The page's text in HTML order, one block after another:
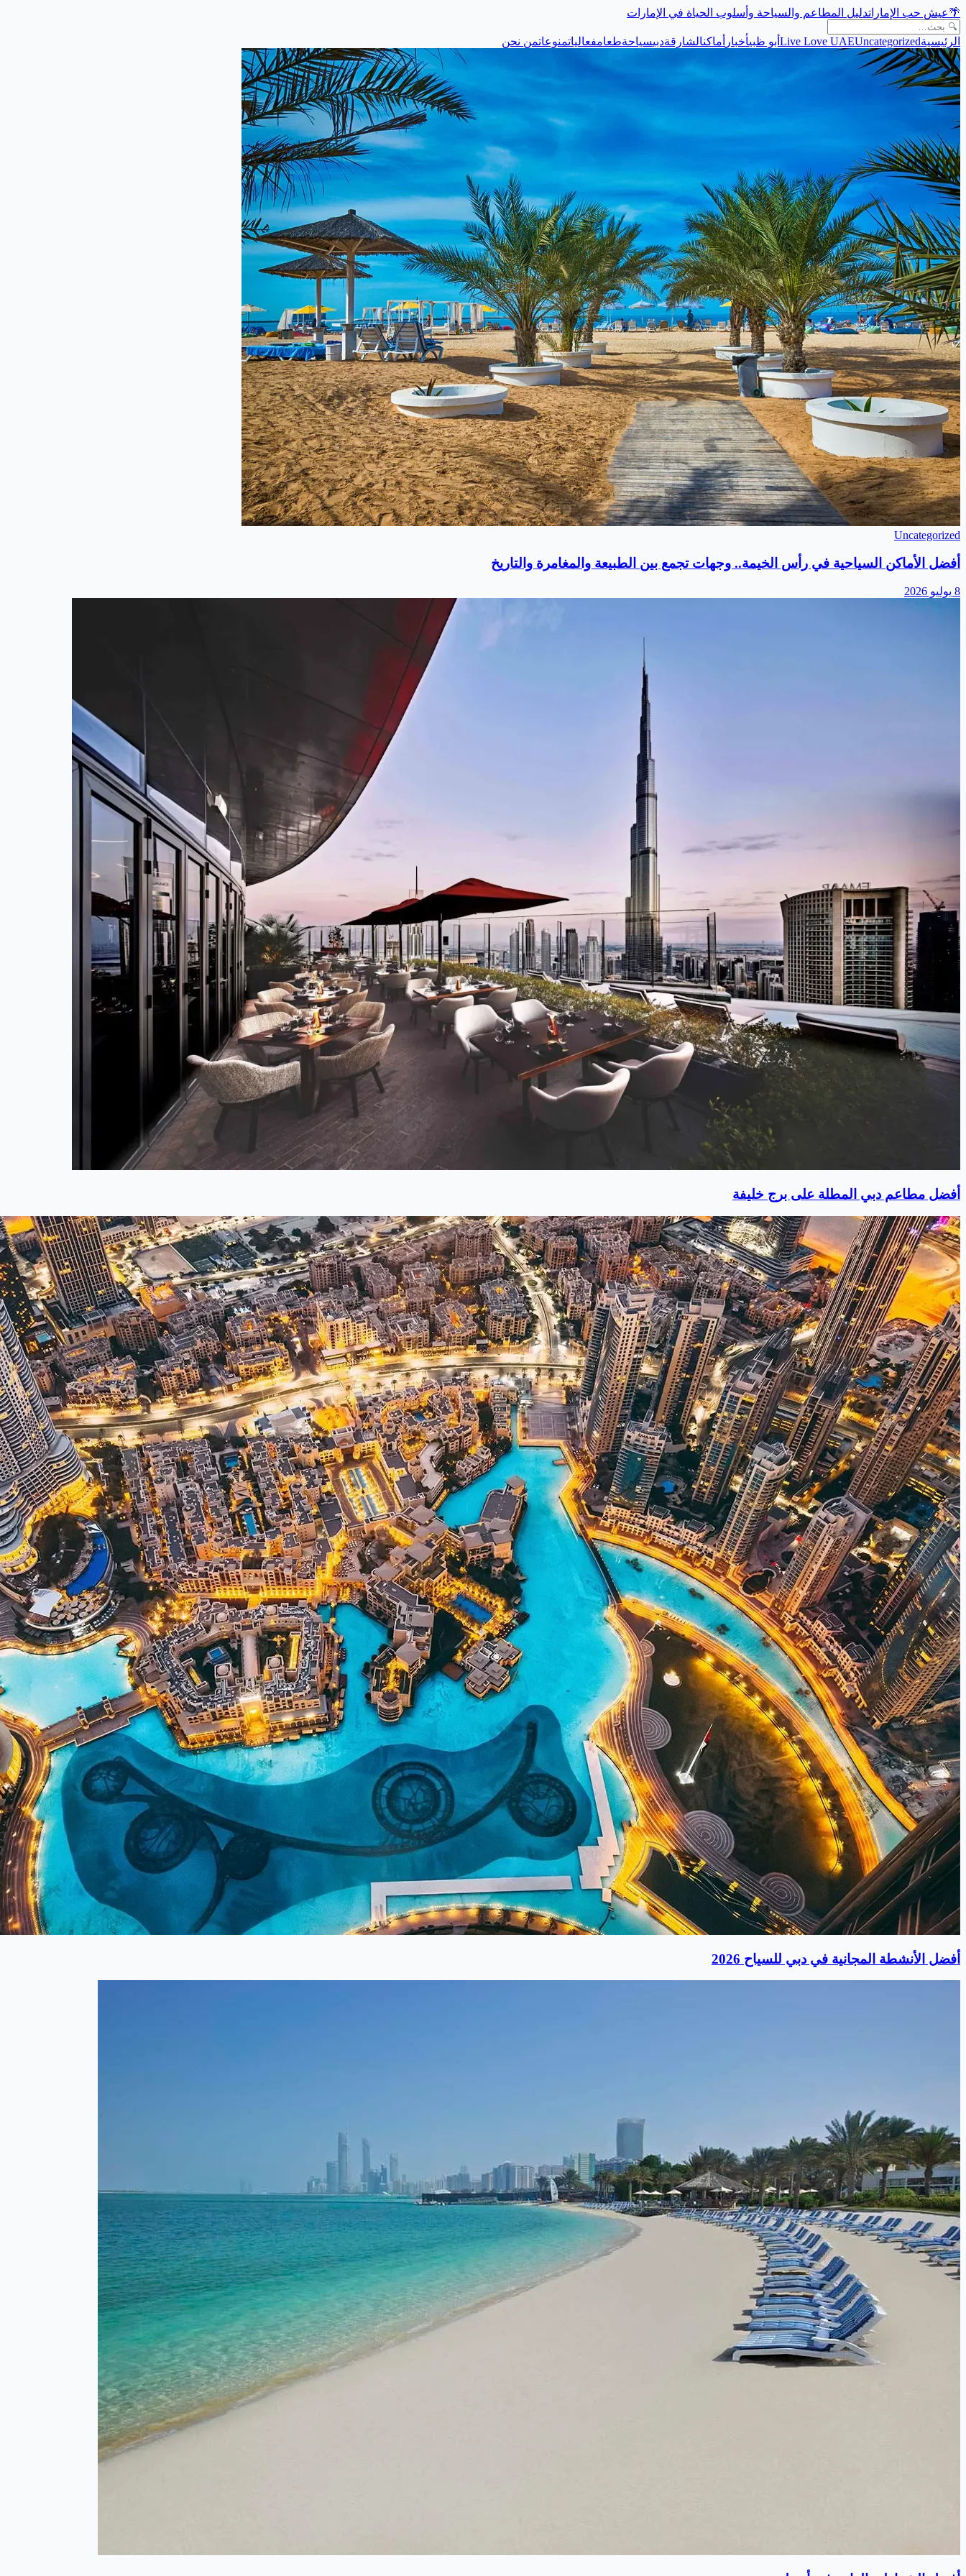
🌴عيش حب الإماراتدليل المطاعم والسياحة وأسلوب الحياة في الإمارات
الرئيسية Live Love UAEUncategorized أبو ظبيأخبار أماكنالشارقةدبيسياحةطعامفعالياتمنوعاتمن نحن
Uncategorized
أفضل الأماكن السياحية في رأس الخيمة.. وجهات تجمع بين الطبيعة والمغامرة والتاريخ
8 يوليو 2026
أفضل مطاعم دبي المطلة على برج خليفة
أفضل الأنشطة المجانية في دبي للسياح 2026